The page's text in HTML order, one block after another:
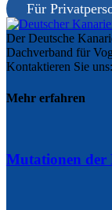
Für
Der Deutsche
Dachverband für
Kontaktieren Sie uns:
Mehr erfahren
Mutationen der